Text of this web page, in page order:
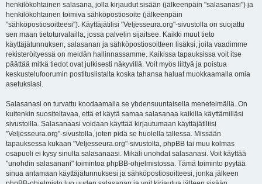
henkilökohtainen salasana, jolla kirjaudut sisään (jälkeenpäin "salasanasi") ja
henkilökohtainen toimiva sähköpostiosoite (jälkeenpäin
"sähköpostiosoitteesi"). Käyttäjätilisi "Veljesseura.org"-sivustolla on suojattu
sen maan tietoturvalailla, jossa palvelin sijaitsee. Kaikki muut tieto
käyttäjätunnuksen, salasanan ja sähköpostiosoitteen lisäksi, joita vaadimme
rekisteröityessä on meidän hallinnassamme. Kaikissa tapauksissa voit itse
päättää mitkä tiedot ovat julkisesti näkyvillä. Voit myös liittyä ja poistua
keskustelufoorumin postituslistalta koska tahansa haluat muokkaamalla omia
asetuksiasi.
Salasanasi on turvattu koodaamalla se yhdensuuntaisella menetelmällä. On
kuitenkin suositeltavaa, että et käytä samaa salasanaa kaikilla käyttämilläsi
sivustoilla. Salasanaasi voidaan käyttää kirjautumaan käyttäjätiliisi
"Veljesseura.org"-sivustolla, joten pidä se huolella tallessa. Missään
tapauksessa kukaan "Veljesseura.org"-sivustolta, phpBB tai muu kolmas
osapuoli ei kysy sinulta salasanaasi. Mikäli unohdat salasanasi. Voit käyttää
"unohdin salasanani" toimintoa phpBB-ohjelmistossa. Tämä toiminto pyytää
sinua antamaan käyttäjätunnuksesi ja sähköpostiosoitteesi, jonka jälkeen